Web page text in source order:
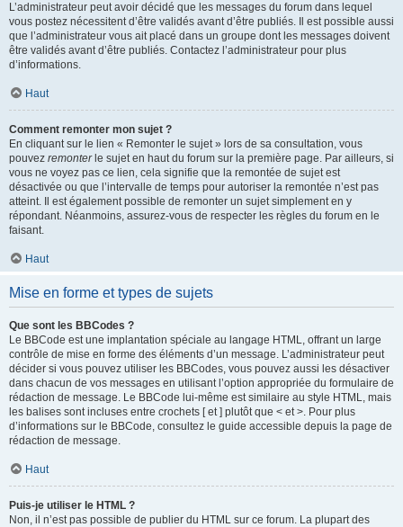
L’administrateur peut avoir décidé que les messages du forum dans lequel
vous postez nécessitent d’être validés avant d’être publiés. Il est possible aussi
que l’administrateur vous ait placé dans un groupe dont les messages doivent
être validés avant d’être publiés. Contactez l’administrateur pour plus
d’informations.
Haut
Comment remonter mon sujet ?
En cliquant sur le lien « Remonter le sujet » lors de sa consultation, vous
pouvez remonterle sujet en haut du forum sur la première page. Par ailleurs, si
vous ne voyez pas ce lien, cela signifie que la remontée de sujet est
désactivée ou que l’intervalle de temps pour autoriser la remontée n’est pas
atteint. Il est également possible de remonter un sujet simplement en y
répondant. Néanmoins, assurez-vous de respecter les règles du forum en le
faisant.
Haut
Mise en forme et types de sujets
Que sont les BBCodes ?
Le BBCode est une implantation spéciale au langage HTML, offrant un large
contrôle de mise en forme des éléments d’un message. L’administrateur peut
décider si vous pouvez utiliser les BBCodes, vous pouvez aussi les désactiver
dans chacun de vos messages en utilisant l’option appropriée du formulaire de
rédaction de message. Le BBCode lui-même est similaire au style HTML, mais
les balises sont incluses entre crochets [ et ] plutôt que < et >. Pour plus
d’informations sur le BBCode, consultez le guide accessible depuis la page de
rédaction de message.
Haut
Puis-je utiliser le HTML ?
Non, il n’est pas possible de publier du HTML sur ce forum. La plupart des